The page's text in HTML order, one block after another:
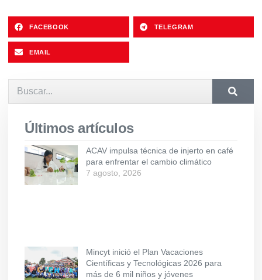
FACEBOOK TELEGRAM
EMAIL
Últimos artículos
ACAV impulsa técnica de injerto en café
para enfrentar el cambio climático
7 agosto, 2026
Mincyt inició el Plan Vacaciones
Científicas y Tecnológicas 2026 para
más de 6 mil niños y jóvenes